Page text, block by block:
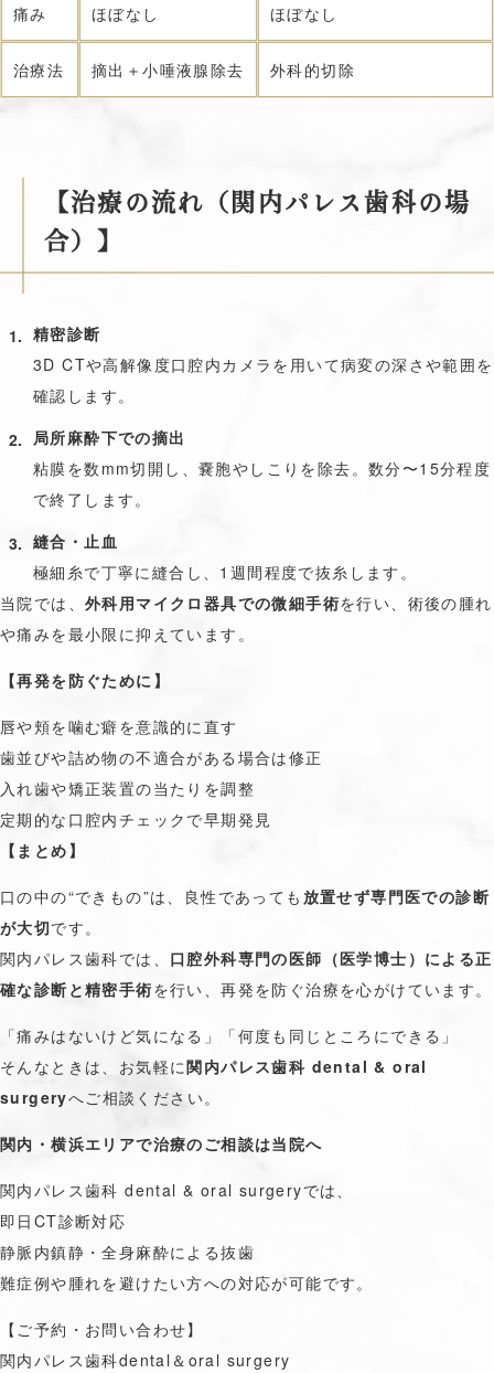
痛み ほぼなし ほぼなし
治療法 摘出＋小唾液腺除去 外科的切除
【治療の流れ（関内パレス歯科の場
合）】
精密診断
3D CTや高解像度口腔内カメラを用いて病変の深さや範囲を
確認します。
局所麻酔下での摘出
粘膜を数mm切開し、嚢胞やしこりを除去。数分〜15分程度
で終了します。
縫合・止血
極細糸で丁寧に縫合し、1週間程度で抜糸します。
当院では、 外科用マイクロ器具での微細手術を行い、術後の腫れ
や痛みを最小限に抑えています。
【再発を防ぐために】
唇や頬を噛む癖を意識的に直す
歯並びや詰め物の不適合がある場合は修正
入れ歯や矯正装置の当たりを調整
定期的な口腔内チェックで早期発見
【まとめ】
口の中の“できもの”は、良性であっても 放置せず専門医での診断
が大切です。
関内パレス歯科では、 口腔外科専門の医師（医学博士）による正
確な診断と精密手術を行い、再発を防ぐ治療を心がけています。
「痛みはないけど気になる」「何度も同じところにできる」
そんなときは、お気軽に関内パレス歯科 dental & oral
surgeryへご相談ください。
関内・横浜エリアで治療のご相談は当院へ
関内パレス歯科 dental & oral surgeryでは、
即日CT診断対応
静脈内鎮静・全身麻酔による抜歯
難症例や腫れを避けたい方への対応が可能です。
【ご予約・お問い合わせ】
関内パレス歯科dental＆oral surgery